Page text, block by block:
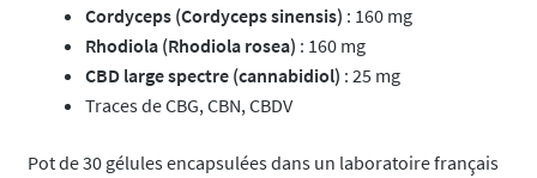
Cordyceps (Cordyceps sinensis) : 160 mg
Rhodiola (Rhodiola rosea) : 160 mg
CBD large spectre (cannabidiol) : 25 mg
Traces de CBG, CBN, CBDV
Pot de 30 gélules encapsulées dans un laboratoire français